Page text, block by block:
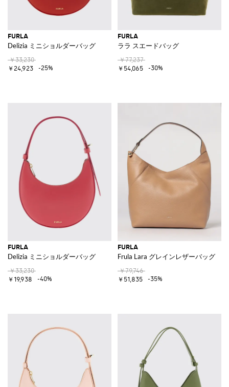
FURLA
Delizia ミニショルダーバッグ
￥33,230
￥24,923
-25%
FURLA
ララ スエードバッグ
￥77,237
￥54,065
-30%
FURLA
Delizia ミニショルダーバッグ
￥33,230
￥19,938
-40%
FURLA
Frula Lara グレインレザーバッグ
￥79,746
￥51,835
-35%